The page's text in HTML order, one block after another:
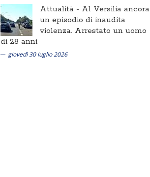
Attualità - Al Versilia ancora
un episodio di inaudita
violenza. Arrestato un uomo
di 28 anni
giovedì 30 luglio 2026